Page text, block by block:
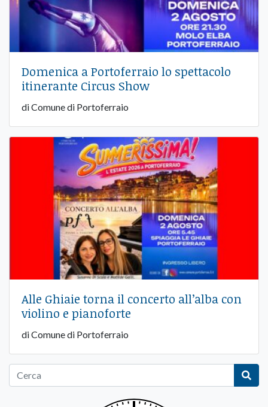
Domenica a Portoferraio lo spettacolo
itinerante Circus Show
di Comune di Portoferraio
Alle Ghiaie torna il concerto all’alba con
violino e pianoforte
di Comune di Portoferraio